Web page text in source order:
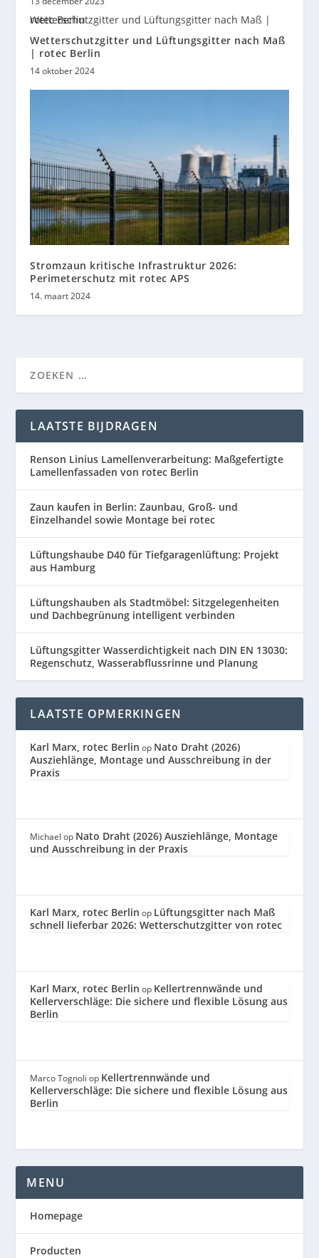
Wetterschutzgitter und Lüftungsgitter nach Maß
| rotec Berlin
14 oktober 2024
Stromzaun kritische Infrastruktur 2026:
Perimeterschutz mit rotec APS
14. maart 2024
LAATSTE BIJDRAGEN
Renson Linius Lamellenverarbeitung: Maßgefertigte
Lamellenfassaden von rotec Berlin
Zaun kaufen in Berlin: Zaunbau, Groß- und
Einzelhandel sowie Montage bei rotec
Lüftungshaube D40 für Tiefgaragenlüftung: Projekt
aus Hamburg
Lüftungshauben als Stadtmöbel: Sitzgelegenheiten
und Dachbegrünung intelligent verbinden
Lüftungsgitter Wasserdichtigkeit nach DIN EN 13030:
Regenschutz, Wasserabflussrinne und Planung
LAATSTE OPMERKINGEN
Karl Marx, rotec Berlin op Nato Draht (2026)
Ausziehlänge, Montage und Ausschreibung in der
Praxis
Michael op Nato Draht (2026) Ausziehlänge, Montage
und Ausschreibung in der Praxis
Karl Marx, rotec Berlin op Lüftungsgitter nach Maß
schnell lieferbar 2026: Wetterschutzgitter von rotec
Karl Marx, rotec Berlin op Kellertrennwände und
Kellerverschläge: Die sichere und flexible Lösung aus
Berlin
Marco Tognoli op Kellertrennwände und
Kellerverschläge: Die sichere und flexible Lösung aus
Berlin
MENU
Homepage
Producten